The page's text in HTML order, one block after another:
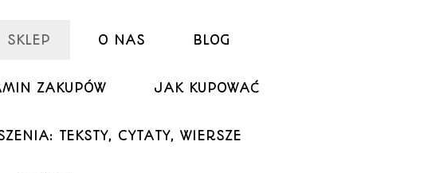
SKLEP O NAS BLOG
ZAKUPÓW JAK KUPOWAĆ
TEKSTY, CYTATY, WIERSZE